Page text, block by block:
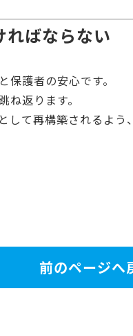
ればならない
護者の安心です。
返ります。
て再構築されるよう
前のページへ